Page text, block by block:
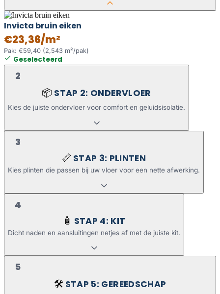
Invicta bruin eiken
€23,36/m²
Pak: €59,40 (2,543 m²/pak)
Geselecteerd
2
📦 STAP 2: ONDERVLOER
Kies de juiste ondervloer voor comfort en geluidsisolatie.
3
📏 STAP 3: PLINTEN
Kies plinten die passen bij uw vloer voor een nette afwerking.
4
🧴 STAP 4: KIT
Dicht naden en aansluitingen netjes af met de juiste kit.
5
🛠️ STAP 5: GEREEDSCHAP